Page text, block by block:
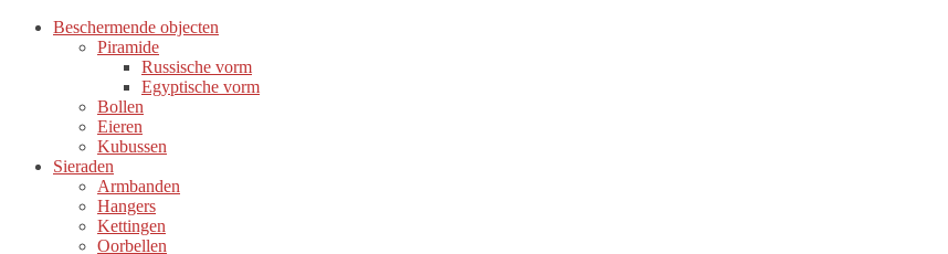
Beschermende objecten
Piramide
Russische vorm
Egyptische vorm
Bollen
Eieren
Kubussen
Sieraden
Armbanden
Hangers
Kettingen
Oorbellen